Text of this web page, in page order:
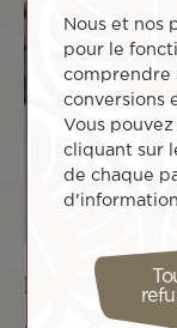
Engagement
Nous et nos
pour le
comprendre
conversions
Vous
cliquant sur
de chaque